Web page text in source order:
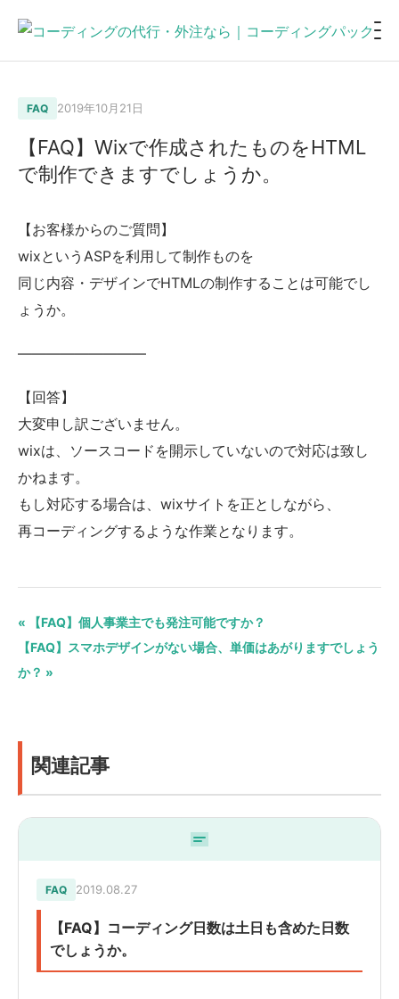
FAQ 2019年10月21日
【FAQ】Wixで作成されたものをHTML
で制作できますでしょうか。
【お客様からのご質問】
wixというASPを利用して制作ものを
同じ内容・デザインでHTMLの制作することは可能でし
ょうか。
—————————
【回答】
大変申し訳ございません。
wixは、ソースコードを開示していないので対応は致し
かねます。
もし対応する場合は、wixサイトを正としながら、
再コーディングするような作業となります。
« 【FAQ】個人事業主でも発注可能ですか？
【FAQ】スマホデザインがない場合、単価はあがりますでしょう
か？ »
関連記事
FAQ 2019.08.27
【FAQ】コーディング日数は土日も含めた日数
でしょうか。